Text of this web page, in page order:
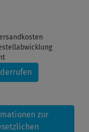
zur